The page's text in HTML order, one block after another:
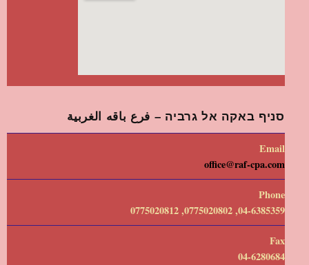
סניף באקה אל גרביה – فرع باقه الغربية
Email
office@raf-cpa.com
Phone
04-6385359, 0775020802, 0775020812
Fax
04-6280684